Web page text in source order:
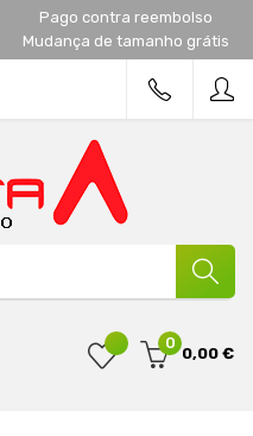
Pago contra reembolso
Mudança de tamanho grátis
0
0,00 €